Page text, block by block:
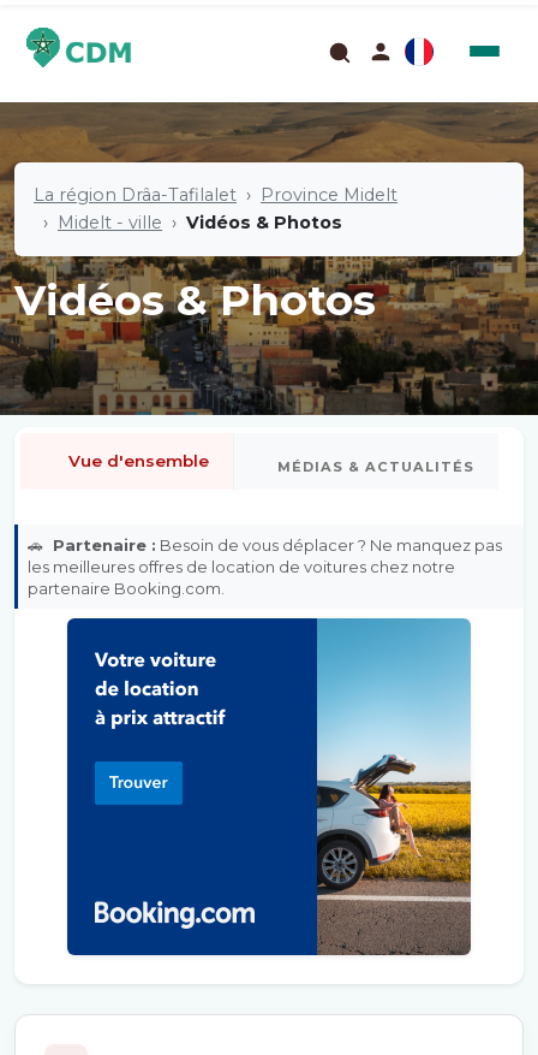
La région Drâa-Tafilalet
Province Midelt
Midelt - ville
Vidéos & Photos
Vidéos & Photos
Vue d'ensemble MÉDIAS & ACTUALITÉS
🚗 Partenaire : Besoin de vous déplacer ? Ne manquez pas
les meilleures offres de location de voitures chez notre
partenaire Booking.com.